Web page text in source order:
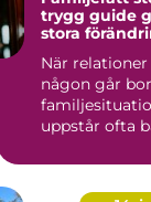
trygg guide
stora
När relationer
någon går
uppstår ofta